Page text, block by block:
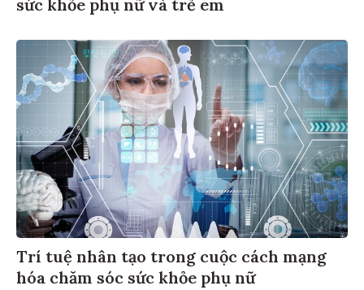
Trí tuệ nhân tạo trong cuộc cách mạng
hóa chăm sóc sức khỏe phụ nữ